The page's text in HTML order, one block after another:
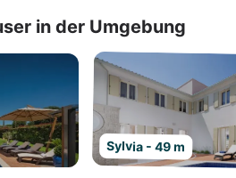
in der Umgebung
Sylvia - 49 m